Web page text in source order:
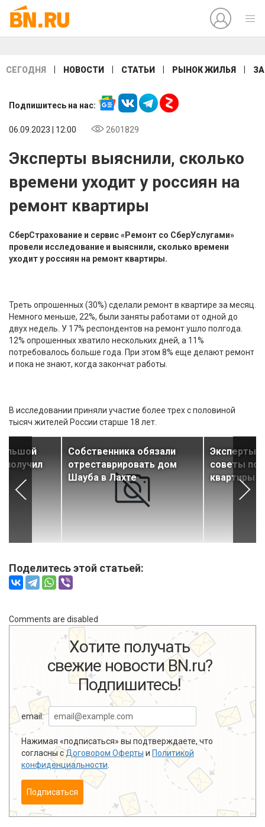
СЕГОДНЯ НОВОСТИ СТАТЬИ РЫНОК ЖИЛЬЯ
Подпишитесь на нас:
06.09.2023 | 12:00 2601829
Эксперты выяснили, сколько
времени уходит у россиян на
ремонт квартиры
СберСтрахование и сервис «Ремонт со СберУслугами»
провели исследование и выяснили, сколько времени
уходит у россиян на ремонт квартиры.
Треть опрошенных (30%) сделали ремонт в квартире за месяц.
Немного меньше, 22%, были заняты работами от одной до
двух недель. У 17% респондентов на ремонт ушло полгода.
12% опрошенных хватило нескольких дней, а 11%
потребовалось больше года. При этом 8% еще делают ремонт
и пока не знают, когда закончат работы.
В исследовании приняли участие более трех с половиной
тысяч жителей России старше 18 лет.
получил
Собственника обязали
отреставрировать дом
Шауба в Лахте
Эксперты
советы по
квартиры
Поделитесь этой статьей:
Comments are disabled
Хотите получать
свежие новости BN.ru?
Подпишитесь!
email:
Нажимая «подписаться» вы подтверждаете, что
согласны сДоговором Оферты и Политикой
конфиденциальности
Подписаться